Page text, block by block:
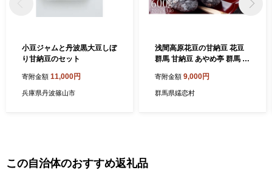
小豆ジャムと丹波黒大豆しぼ
り甘納豆のセット
寄附金額 11,000円
兵庫県丹波篠山市
浅間高原花豆の甘納豆 花豆
群馬 甘納豆 あやめ亭 群馬 贈
暮 [AE002tu]
寄附金額 9,000円
群馬県嬬恋村
この自治体のおすすめ返礼品